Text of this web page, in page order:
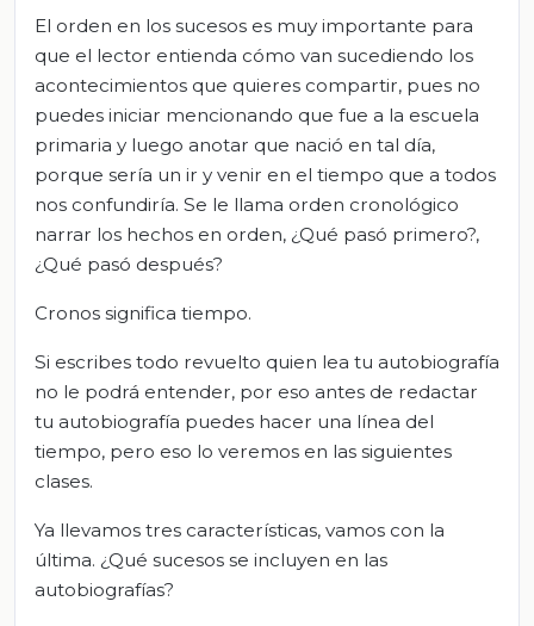
El orden en los sucesos es muy importante para
que el lector entienda cómo van sucediendo los
acontecimientos que quieres compartir, pues no
puedes iniciar mencionando que fue a la escuela
primaria y luego anotar que nació en tal día,
porque sería un ir y venir en el tiempo que a todos
nos confundiría. Se le llama orden cronológico
narrar los hechos en orden, ¿Qué pasó primero?,
¿Qué pasó después?
Cronos significa tiempo.
Si escribes todo revuelto quien lea tu autobiografía
no le podrá entender, por eso antes de redactar
tu autobiografía puedes hacer una línea del
tiempo, pero eso lo veremos en las siguientes
clases.
Ya llevamos tres características, vamos con la
última. ¿Qué sucesos se incluyen en las
autobiografías?